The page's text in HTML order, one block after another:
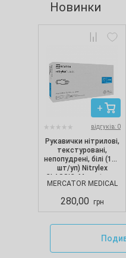
Новинки
відгуків: 0
Рукавички нітрилові,
текстуровані,
непопудрені, білі (100
шт/уп) Nitrylex
CLASSIC, Mercator, р.
S
MERCATOR MEDICAL
280,00 грн